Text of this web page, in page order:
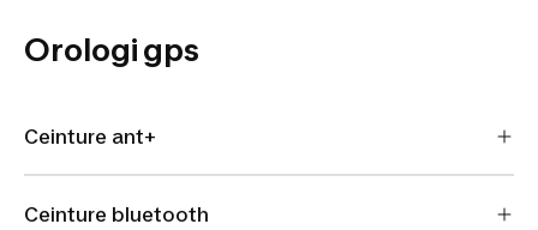
Orologi gps
Ceinture ant+
Ceinture bluetooth